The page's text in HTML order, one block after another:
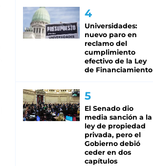
Universidades:
nuevo paro en
reclamo del
cumplimiento
efectivo de la Ley
de Financiamiento
El Senado dio
media sanción a la
ley de propiedad
privada, pero el
Gobierno debió
ceder en dos
capítulos